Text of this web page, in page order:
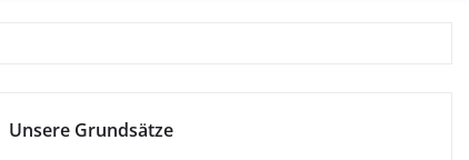
Unsere Grundsätze